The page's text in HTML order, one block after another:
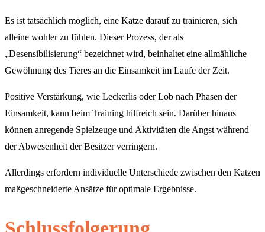
Es ist tatsächlich möglich, eine Katze darauf zu trainieren, sich
alleine wohler zu fühlen. Dieser Prozess, der als
„Desensibilisierung“ bezeichnet wird, beinhaltet eine allmähliche
Gewöhnung des Tieres an die Einsamkeit im Laufe der Zeit.
Positive Verstärkung, wie Leckerlis oder Lob nach Phasen der
Einsamkeit, kann beim Training hilfreich sein. Darüber hinaus
können anregende Spielzeuge und Aktivitäten die Angst während
der Abwesenheit der Besitzer verringern.
Allerdings erfordern individuelle Unterschiede zwischen den Katzen
maßgeschneiderte Ansätze für optimale Ergebnisse.